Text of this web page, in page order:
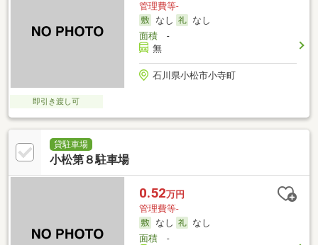
管理費等-
なし
なし
面積-
無
石川県小松市小寺町
即引き渡し可
貸駐車場
小松第８駐車場
0.52万円
管理費等-
なし
なし
面積-